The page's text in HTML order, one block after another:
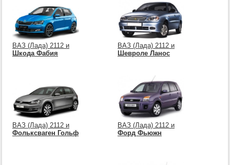
ВАЗ (Лада) 2112 и
Шкода Фабия
ВАЗ (Лада) 2112 и
Шевроле Ланос
ВАЗ (Лада) 2112 и
Фольксваген Гольф
ВАЗ (Лада) 2112 и
Форд Фьюжн